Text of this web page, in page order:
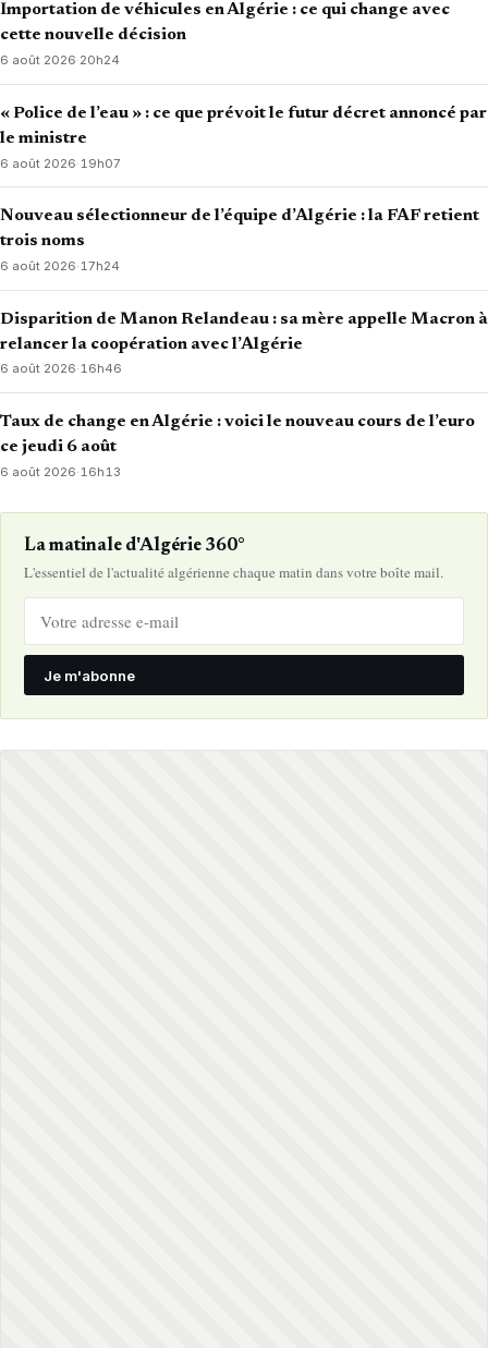
Importation de véhicules en Algérie : ce qui change avec
cette nouvelle décision
6 août 2026·20h24
« Police de l’eau » : ce que prévoit le futur décret annoncé par
le ministre
6 août 2026· 19h07
Nouveau sélectionneur de l’équipe d’Algérie : la FAF retient
trois noms
6 août 2026·17h24
Disparition de Manon Relandeau : sa mère appelle Macron à
relancer la coopération avec l’Algérie
6 août 2026·16h46
Taux de change en Algérie : voici le nouveau cours de l’euro
ce jeudi 6 août
6 août 2026· 16h13
La matinale d'Algérie 360°
L'essentiel de l'actualité algérienne chaque matin dans votre boîte mail.
Je m'abonne